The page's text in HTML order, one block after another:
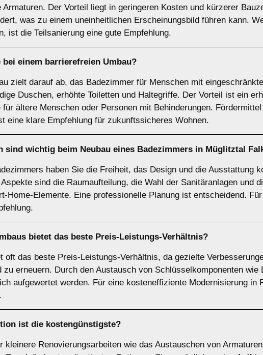
Armaturen. Der Vorteil liegt in geringeren Kosten und kürzerer
was zu einem uneinheitlichen Erscheinungsbild führen kann.
ist die Teilsanierung eine gute Empfehlung.
bei einem barrierefreien Umbau?
zielt darauf ab, das Badezimmer für Menschen mit
Duschen, erhöhte Toiletten und Haltegriffe. Der Vorteil ist ein
ältere Menschen oder Personen mit Behinderungen.
eine klare Empfehlung für zukunftssicheres Wohnen.
sind wichtig beim Neubau eines Badezimmers in Müglitztal
haben Sie die Freiheit, das Design und die Ausstattung
sind die Raumaufteilung, die Wahl der Sanitäranlagen und
Home-Elemente. Eine professionelle Planung ist entscheidend.
bietet das beste Preis-Leistungs-Verhältnis?
oft das beste Preis-Leistungs-Verhältnis, da gezielte
zu erneuern. Durch den Austausch von Schlüsselkomponenten
aufgewertet werden. Für eine kosteneffiziente Modernisierung in
ist die kostengünstigste?
kleinere Renovierungsarbeiten wie das Austauschen von